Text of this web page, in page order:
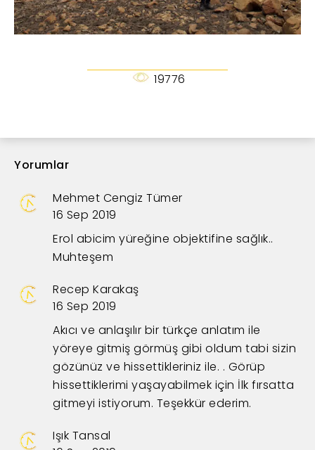
19776
Yorumlar
Mehmet Cengiz Tümer
16 Sep 2019
Erol abicim yüreğine objektifine sağlık..
Muhteşem
Recep Karakaş
16 Sep 2019
Akıcı ve anlaşılır bir türkçe anlatım ile
yöreye gitmiş görmüş gibi oldum tabi sizin
gözünüz ve hissettikleriniz ile. . Görüp
hissettiklerimi yaşayabilmek için İlk fırsatta
gitmeyi istiyorum. Teşekkür ederim.
Işık Tansal